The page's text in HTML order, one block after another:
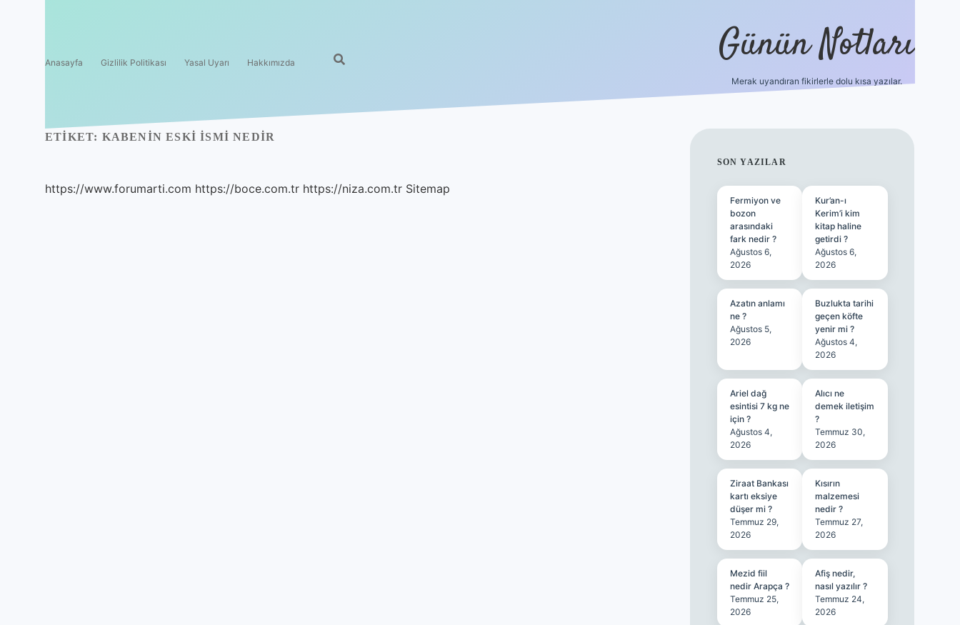
Anasayfa Gizlilik Politikası Yasal Uyarı Hakkımızda Günün Notları
Merak uyandıran fikirlerle dolu kısa yazılar.
ETIKET: KABENIN ESKI ISMI NEDIR
https://www.forumarti.com https://boce.com.tr https://niza.com.tr Sitemap
SIDEBAR
SON YAZILAR
Fermiyon ve
bozon
arasındaki
fark nedir ?
Ağustos 6,
2026
Kur’an-ı
Kerim’i kim
kitap haline
getirdi ?
Ağustos 6,
2026
Azatın anlamı
ne ?
Ağustos 5,
2026
Buzlukta tarihi
geçen köfte
yenir mi ?
Ağustos 4,
2026
Ariel dağ
esintisi 7 kg ne
için ?
Ağustos 4,
2026
Alıcı ne
demek iletişim
?
Temmuz 30,
2026
Ziraat Bankası
kartı eksiye
düşer mi ?
Temmuz 29,
2026
Kısırın
malzemesi
nedir ?
Temmuz 27,
2026
Mezid fiil
nedir Arapça ?
Temmuz 25,
2026
Afiş nedir,
nasıl yazılır ?
Temmuz 24,
2026